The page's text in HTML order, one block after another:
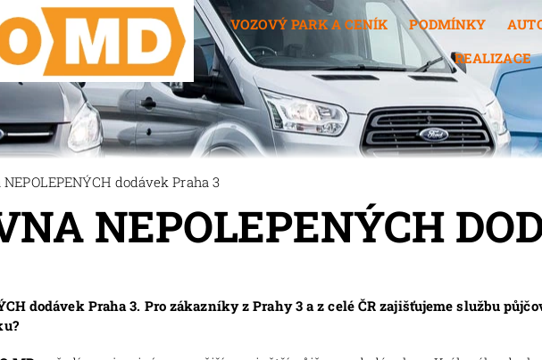
VOZOVÝ PARK A CENÍK PODMÍNKY
REALIZACE
dodávek Praha 3
NEPOLEPENÝCH
dodávek Praha 3. Pro zákazníky z Prahy 3 a z celé ČR zajišťujeme službu